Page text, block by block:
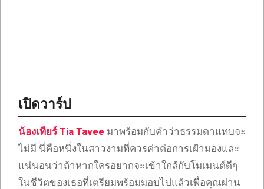
เปิดวาร์ป
น้องเทียร์ Tia Tavee มาพร้อมกับคำว่าธรรมดาแทบจะ
ไม่มี นี่คือหนึ่งในสาวงามที่ควรค่าต่อการเฝ้ามองและ
แน่นอนว่าถ้าหากใครอยากจะเข้าใกล้กับโมเมนต์ดีๆ
ในชีวิตของเธอที่เตรียมพร้อมมอบไปแล้วเพื่อคุณผ่าน